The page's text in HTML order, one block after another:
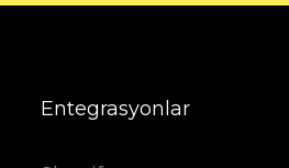
Entegrasyonlar